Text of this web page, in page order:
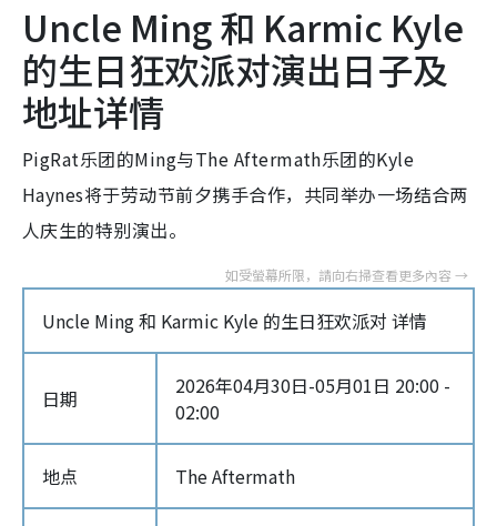
Uncle Ming 和 Karmic Kyle
的生日狂欢派对演出日子及
地址详情
PigRat乐团的Ming与The Aftermath乐团的Kyle
Haynes将于劳动节前夕携手合作，共同举办一场结合两
人庆生的特别演出。
Uncle Ming 和 Karmic Kyle 的生日狂欢派对 详情
日期
2026年04月30日-05月01日 20:00 -
02:00
地点 The Aftermath